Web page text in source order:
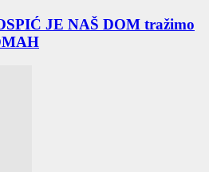
JE NAŠ DOM tražimo